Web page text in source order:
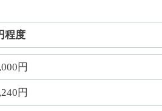
程度
円
円